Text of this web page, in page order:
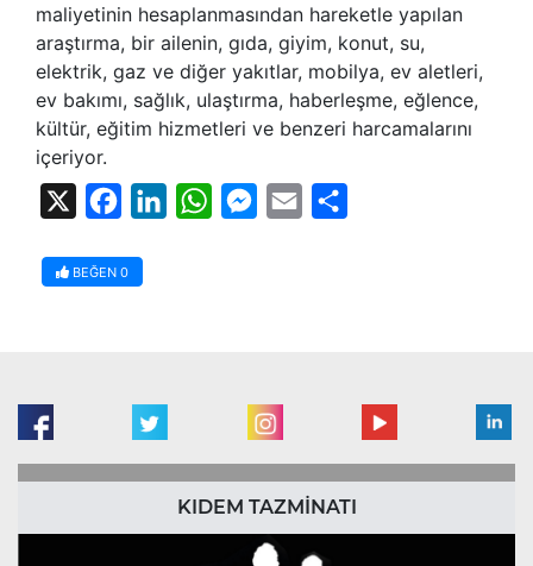
maliyetinin hesaplanmasından hareketle yapılan
araştırma, bir ailenin, gıda, giyim, konut, su,
elektrik, gaz ve diğer yakıtlar, mobilya, ev aletleri,
ev bakımı, sağlık, ulaştırma, haberleşme, eğlence,
kültür, eğitim hizmetleri ve benzeri harcamalarını
içeriyor.
FacebookLinkedInWhatsAppMessenger
Email
BEĞEN 0
KIDEM TAZMİNATI